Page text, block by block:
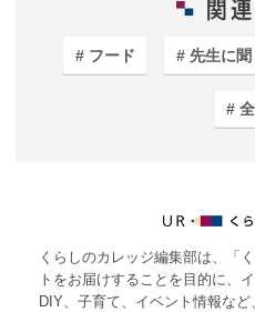
フード 先生に聞
くらしのカレッジ編集部は、「
トをお届けすることを目的に、
DIY、子育て、イベント情報な